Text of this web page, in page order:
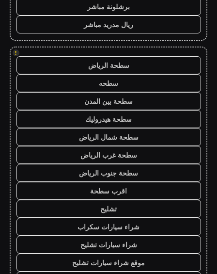
برشلونة مباشر
ريال مدريد مباشر
!
سطحة الرياض
سطحه
سطحة بين المدن
سطحة هيدروليك
سطحة شمال الرياض
سطحة غرب الرياض
سطحة جنوب الرياض
اقرب سطحة
تشليح
شراء سيارات سكراب
شراء سيارات تشليح
موقع شراء سيارات تشليح